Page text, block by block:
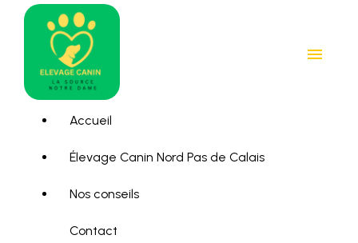
menu
Accueil
Élevage Canin Nord Pas de Calais
Nos conseils
Contact
Panneau de gestion des cookies